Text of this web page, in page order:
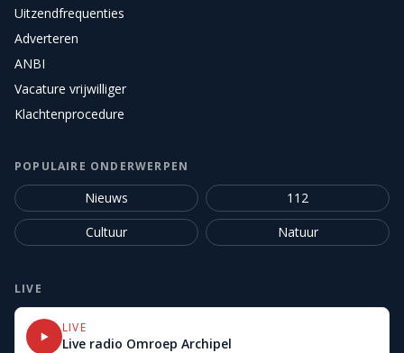
Uitzendfrequenties
Adverteren
ANBI
Vacature vrijwilliger
Klachtenprocedure
POPULAIRE ONDERWERPEN
Nieuws
112
Cultuur
Natuur
LIVE
LIVE
Live radio Omroep Archipel